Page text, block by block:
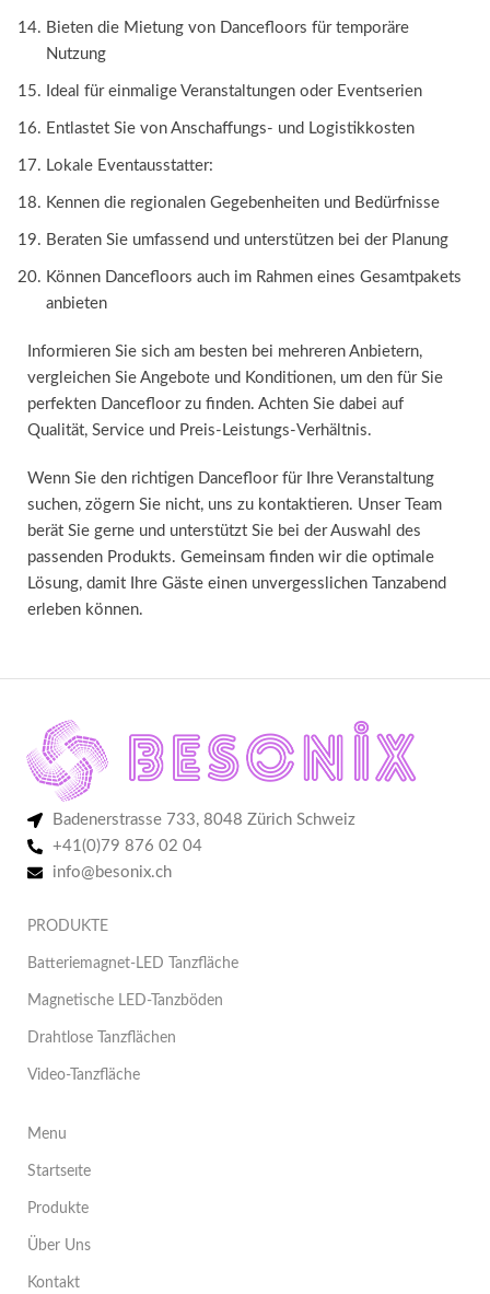
Bieten die Mietung von Dancefloors für temporäre
Nutzung
Ideal für einmalige Veranstaltungen oder Eventserien
Entlastet Sie von Anschaffungs- und Logistikkosten
Lokale Eventausstatter:
Kennen die regionalen Gegebenheiten und Bedürfnisse
Beraten Sie umfassend und unterstützen bei der Planung
Können Dancefloors auch im Rahmen eines Gesamtpakets
anbieten
Informieren Sie sich am besten bei mehreren Anbietern,
vergleichen Sie Angebote und Konditionen, um den für Sie
perfekten Dancefloor zu finden. Achten Sie dabei auf
Qualität, Service und Preis-Leistungs-Verhältnis.
Wenn Sie den richtigen Dancefloor für Ihre Veranstaltung
suchen, zögern Sie nicht, uns zu kontaktieren. Unser Team
berät Sie gerne und unterstützt Sie bei der Auswahl des
passenden Produkts. Gemeinsam finden wir die optimale
Lösung, damit Ihre Gäste einen unvergesslichen Tanzabend
erleben können.
Badenerstrasse 733, 8048 Zürich Schweiz
+41(0)79 876 02 04
info@besonix.ch
PRODUKTE
Batteriemagnet-LED Tanzfläche
Magnetische LED-Tanzböden
Drahtlose Tanzflächen
Video-Tanzfläche
Menu
Startseıte
Produkte
Über Uns
Kontakt